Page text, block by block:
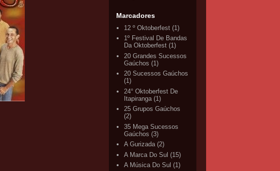
Marcadores
12 º Oktoberfest (1)
1º Festival De Bandas
Da Oktoberfest (1)
20 Grandes Sucessos
Gaúchos (1)
20 Sucessos Gaúchos
(1)
24° Oktoberfest De
Itapiranga (1)
25 Grupos Gaúchos
(2)
35 Mega Sucessos
Gaúchos (3)
A Gurizada (2)
A Marca Do Sul (15)
A Música Do Sul (1)